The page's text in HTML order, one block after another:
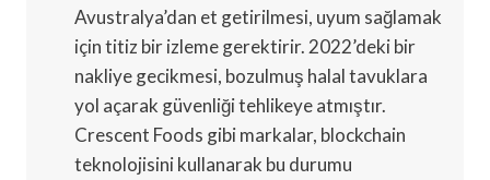
Avustralya’dan et getirilmesi, uyum sağlamak
için titiz bir izleme gerektirir. 2022’deki bir
nakliye gecikmesi, bozulmuş halal tavuklara
yol açarak güvenliği tehlikeye atmıştır.
Crescent Foods gibi markalar, blockchain
teknolojisini kullanarak bu durumu